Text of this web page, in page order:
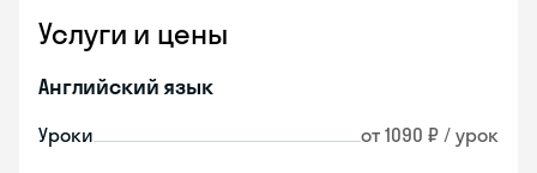
Услуги и цены
Английский язык
Уроки от 1090 ₽ / урок